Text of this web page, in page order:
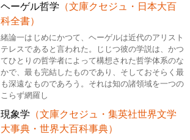
ヘーゲル哲学 （文庫クセジュ・日本大百
科全書）
緒論一はじめにかつて、ヘーゲルは近代のアリスト
テレスであると言われた。じじつ彼の学説は、かつ
てひとりの哲学者によって構想された哲学体系のな
かで、最も完結したものであり、そしておそらく最
も深遠なものであろう。それは知の諸領域を一つの
こらず網羅し
現象学 （文庫クセジュ・集英社世界文学
大事典・世界大百科事典）